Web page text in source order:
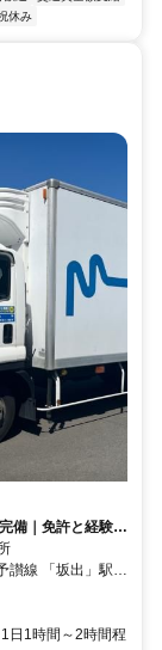
休み
備｜免許と経験を
讃線 「坂出」駅よ
日1時間～2時間程